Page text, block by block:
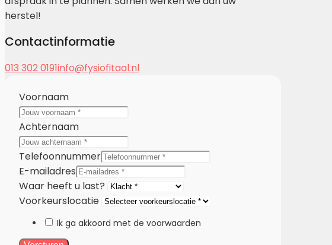
herstel!
Contactinformatie
013 302 0191info@fysiofitaal.nl
Voornaam
Achternaam
Telefoonnummer
E-mailadres
Waar heeft u last?
Voorkeurslocatie
Ik ga akkoord met de voorwaarden